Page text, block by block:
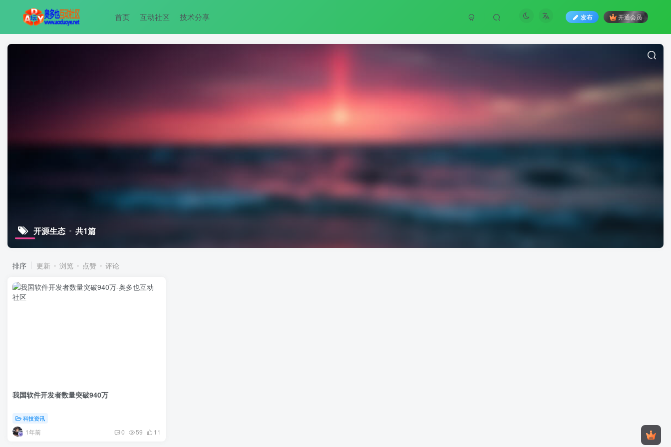
首页 互动社区 技术分享 发布 开通会员
开源生态 共1篇
排序 更新 浏览 点赞 评论
我国软件开发者数量突破940万
科技资讯
1年前 0 59 11